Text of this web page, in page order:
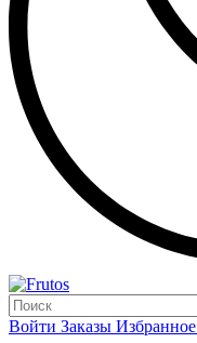
Войти Заказы Избранное